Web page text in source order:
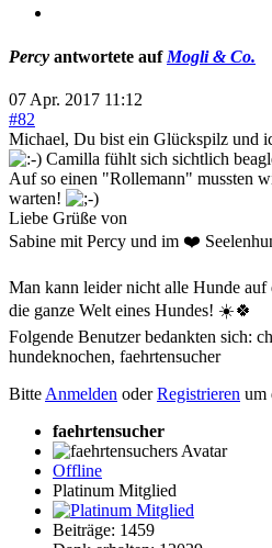
Percy antwortete auf Mogli & Co.
07 Apr. 2017 11:12
#82
Michael, Du bist ein Glückspilz und
Camilla fühlt sich sichtlich
Auf so einen "Rollemann" mussten
warten!
Liebe Grüße von
Sabine mit Percy und im ❤️
Man kann leider nicht alle Hunde auf
die ganze Welt eines Hundes! ☀️🍀
Folgende Benutzer bedankten sich:
hundeknochen, faehrtensucher
Bitte Anmelden oderRegistrieren um
faehrtensucher
Offline
Platinum Mitglied
Beiträge: 1459